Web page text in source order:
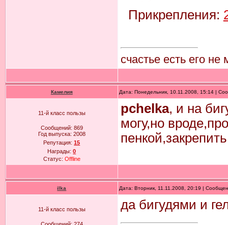
Прикрепления:
счастье есть его
Камелия Дата: Понедельник, 10.11.2008, 15:14 |
11-й класс пользы
Сообщений: 869
Год выпуска: 2008
Репутация:15
Награды:0
Статус: Offline
pchelka, и на
могу,но
ilka Дата: Вторник, 11.11.2008, 20:19 |
11-й класс пользы да бигудями и